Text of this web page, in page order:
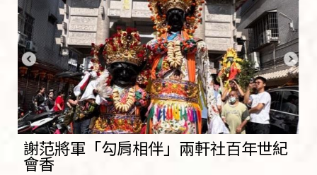
謝范將軍「勾肩相伴」兩軒社百年世紀
會香